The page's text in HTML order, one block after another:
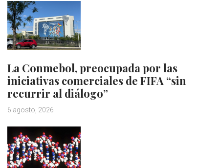
La Conmebol, preocupada por las
iniciativas comerciales de FIFA “sin
recurrir al diálogo”
6 agosto, 2026